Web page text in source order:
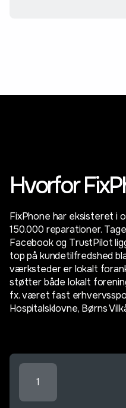
Hvorfor
FixPhone har eksisteret i
150.000 reparationer.
Facebook og TrustPilot
top på kundetilfredshed
værksteder er lokalt
støtter både lokalt
fx. været fast
Hospitalsklovne, Børns
1